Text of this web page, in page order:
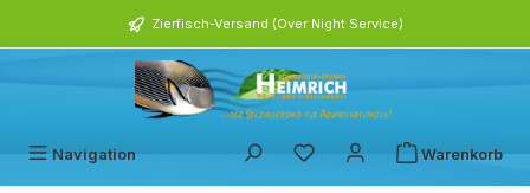
Zierfisch-Versand (Over Night Service)
Navigation Warenkorb